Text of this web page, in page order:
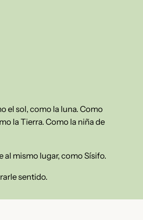
el sol, como la luna. Como
la Tierra. Como la niña de
al mismo lugar, como Sísifo.
sentido.